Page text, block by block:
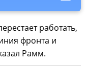
работать,
фронта и
Рамм.